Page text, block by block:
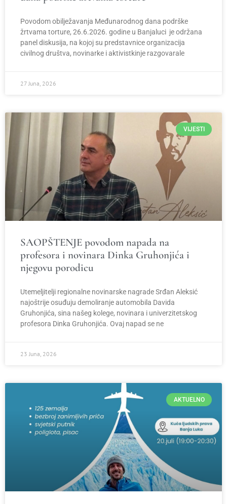
Povodom obilježavanja Međunarodnog dana podrške
žrtvama torture, 26.6.2026. godine u Banjaluci je održana
panel diskusija, na kojoj su predstavnice organizacija
civilnog društva, novinarke i aktivistkinje razgovarale
27 Juna, 2026
VIJESTI
SAOPŠTENJE povodom napada na
profesora i novinara Dinka Gruhonjića i
njegovu porodicu
Utemeljitelji regionalne novinarske nagrade Srđan Aleksić
najoštrije osuđuju demoliranje automobila Davida
Gruhonjića, sina našeg kolege, novinara i univerzitetskog
profesora Dinka Gruhonjića. Ovaj napad se ne
23 Juna, 2026
AKTUELNO